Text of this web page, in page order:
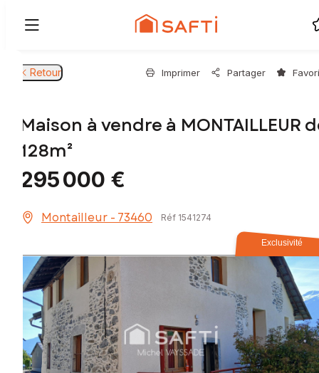
Retour Imprimer Partager
Maison à vendre à MONTAILLEUR
128m²
295 000 €
Montailleur - 73460 Réf 1541274
Exclusivité